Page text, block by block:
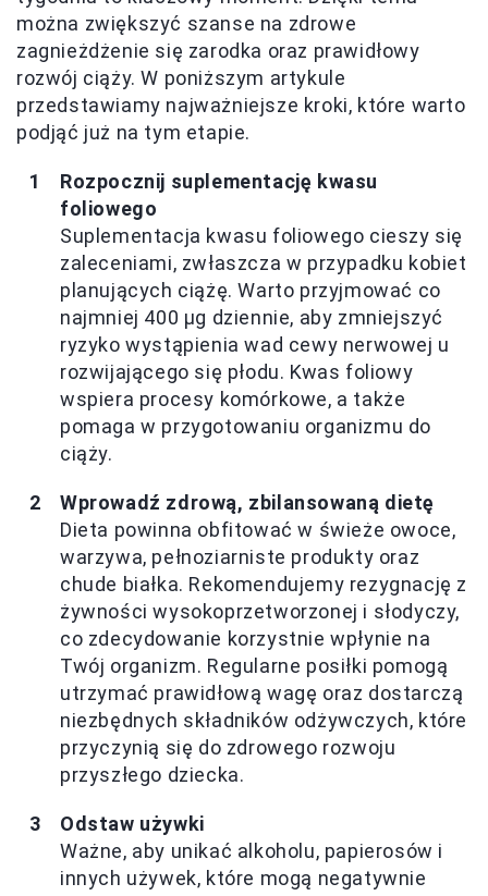
można zwiększyć szanse na zdrowe
zagnieżdżenie się zarodka oraz prawidłowy
rozwój ciąży. W poniższym artykule
przedstawiamy najważniejsze kroki, które warto
podjąć już na tym etapie.
Rozpocznij suplementację kwasu
foliowego
Suplementacja kwasu foliowego cieszy się
zaleceniami, zwłaszcza w przypadku kobiet
planujących ciążę. Warto przyjmować co
najmniej 400 µg dziennie, aby zmniejszyć
ryzyko wystąpienia wad cewy nerwowej u
rozwijającego się płodu. Kwas foliowy
wspiera procesy komórkowe, a także
pomaga w przygotowaniu organizmu do
ciąży.
Wprowadź zdrową, zbilansowaną dietę
Dieta powinna obfitować w świeże owoce,
warzywa, pełnoziarniste produkty oraz
chude białka. Rekomendujemy rezygnację z
żywności wysokoprzetworzonej i słodyczy,
co zdecydowanie korzystnie wpłynie na
Twój organizm. Regularne posiłki pomogą
utrzymać prawidłową wagę oraz dostarczą
niezbędnych składników odżywczych, które
przyczynią się do zdrowego rozwoju
przyszłego dziecka.
Odstaw używki
Ważne, aby unikać alkoholu, papierosów i
innych używek, które mogą negatywnie